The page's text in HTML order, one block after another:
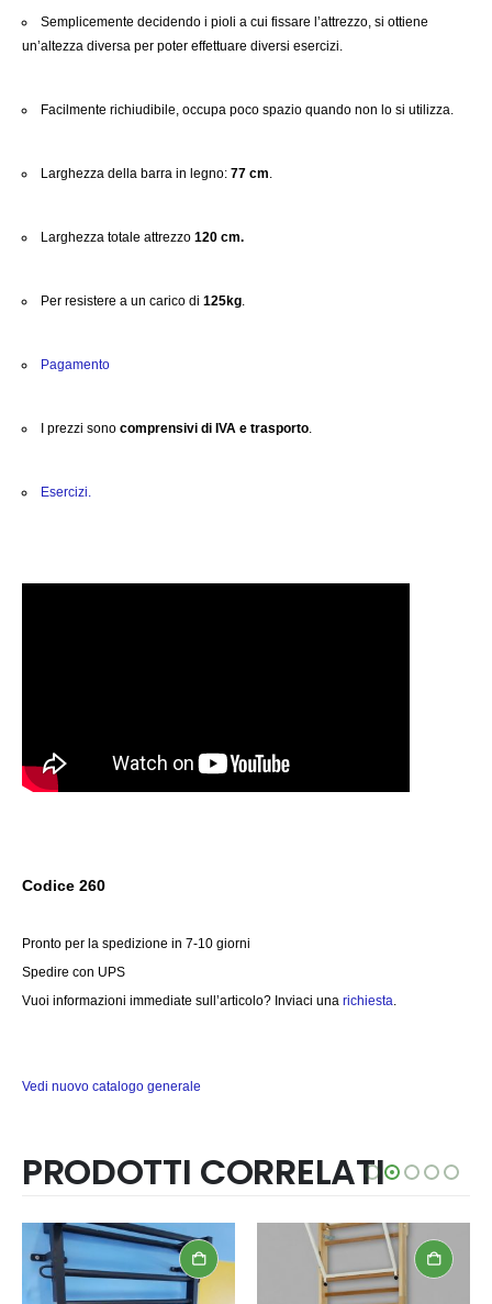
Semplicemente decidendo i pioli a cui fissare l’attrezzo, si ottiene
un’altezza diversa per poter effettuare diversi esercizi.
Facilmente richiudibile, occupa poco spazio quando non lo si utilizza.
Larghezza della barra in legno: 77 cm.
Larghezza totale attrezzo 120 cm.
Per resistere a un carico di 125kg.
Pagamento
I prezzi sono comprensivi di IVA e trasporto.
Esercizi.
Codice 260
Pronto per la spedizione in 7-10 giorni
Spedire con UPS
Vuoi informazioni immediate sull’articolo? Inviaci una richiesta.
Vedi nuovo catalogo generale
PRODOTTI CORRELATI